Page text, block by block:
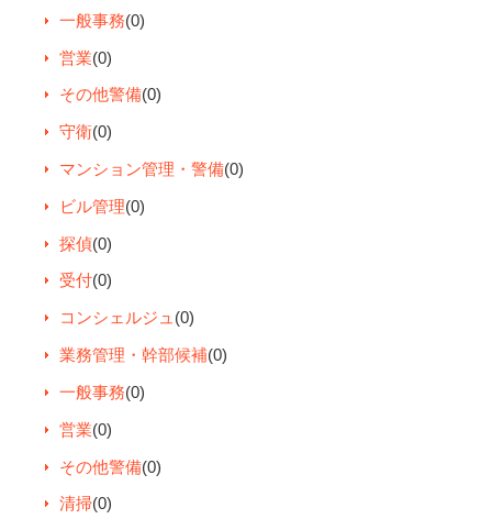
一般事務(0)
営業(0)
その他警備(0)
守衛(0)
マンション管理・警備(0)
ビル管理(0)
探偵(0)
受付(0)
コンシェルジュ (0)
業務管理・幹部候補(0)
一般事務(0)
営業(0)
その他警備(0)
清掃(0)